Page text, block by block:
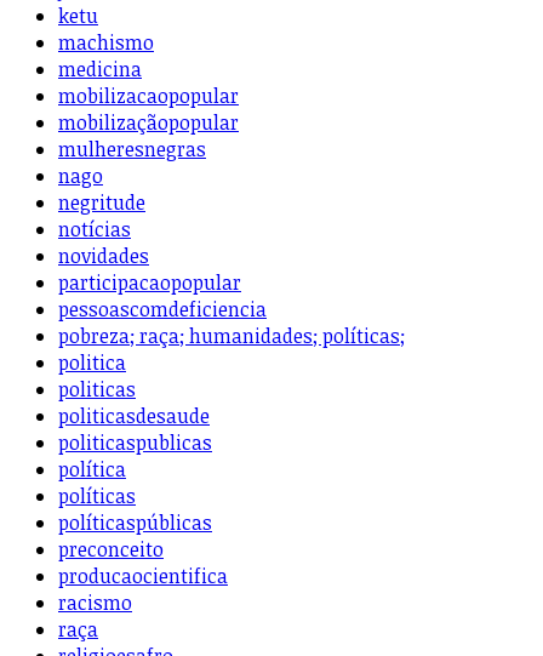
ketu
machismo
medicina
mobilizacaopopular
mobilizaçãopopular
mulheresnegras
nago
negritude
notícias
novidades
participacaopopular
pessoascomdeficiencia
pobreza; raça; humanidades; políticas;
politica
politicas
politicasdesaude
politicaspublicas
política
políticas
políticaspúblicas
preconceito
producaocientifica
racismo
raça